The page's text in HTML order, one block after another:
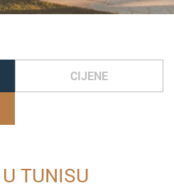
CIJENE
TUNISU